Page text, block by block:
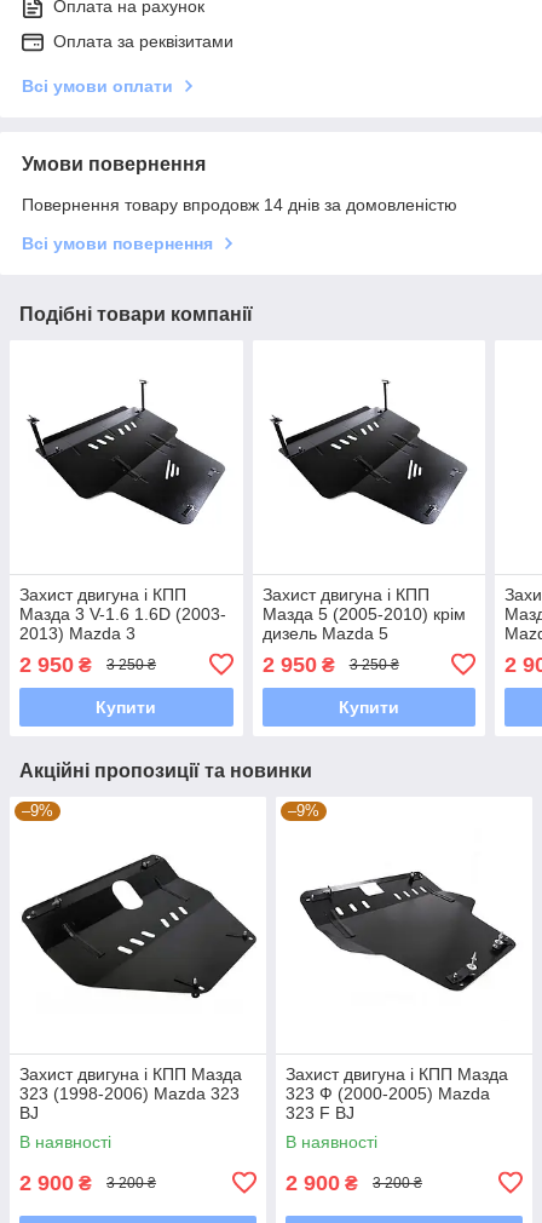
Оплата на рахунок
Оплата за реквізитами
Всі умови оплати
Умови повернення
Повернення товару впродовж 14 днів за домовленістю
Всі умови повернення
Подібні товари компанії
Захист двигуна і КПП
Мазда 3 V-1.6 1.6D (2003-
2013) Mazda 3
2 950 ₴ 3 250 ₴
Купити
Захист двигуна і КПП
Мазда 5 (2005-2010) крім
дизель Mazda 5
2 950₴ 3 250 ₴
Купити
2
Акційні пропозиції та новинки
–9%
Захист двигуна і КПП Мазда
323 (1998-2006) Mazda 323
BJ
В наявності
2 900 ₴ 3 200 ₴
–9%
Захист двигуна і КПП Мазда
323 Ф (2000-2005) Mazda
323 F BJ
В наявності
2 900 ₴ 3 200 ₴